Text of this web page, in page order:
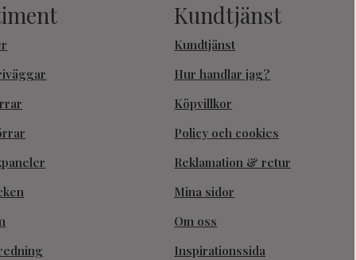
Kundtjänst
Kundtjänst
Hur handlar jag?
Köpvillkor
Policy och cookies
Reklamation & retur
Mina sidor
Om oss
Inspirationssida